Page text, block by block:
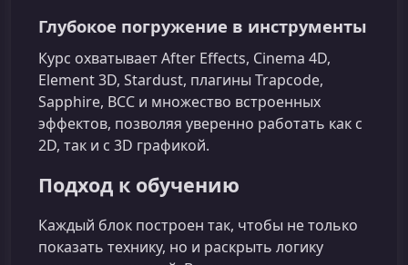
Глубокое погружение в инструменты
Курс охватывает After Effects, Cinema 4D,
Element 3D, Stardust, плагины Trapcode,
Sapphire, BCC и множество встроенных
эффектов, позволяя уверенно работать как с
2D, так и с 3D графикой.
Подход к обучению
Каждый блок построен так, чтобы не только
показать технику, но и раскрыть логику